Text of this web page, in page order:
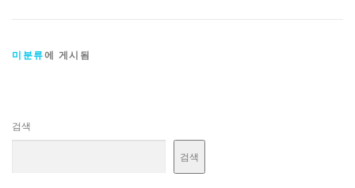
미분류에 게시됨
검색
검색